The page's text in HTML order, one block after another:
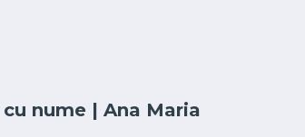
nume | Ana Maria